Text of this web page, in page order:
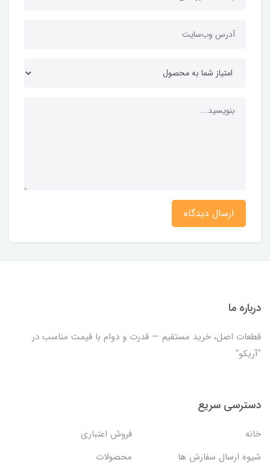
ارسال دیدگاه
درباره ما
قطعات اصل، خرید مستقیم — قدرت و دوام با قیمت مناسب در
"آریکو"
دسترسی سریع
خانه
فروش اعتباری
شیوه ارسال سفارش ها
محصولات